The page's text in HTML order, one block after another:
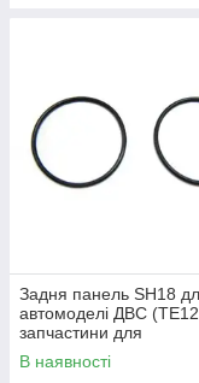
Задня панель SH18
автомоделі ДВС
запчастини для
радіокерованих
Himoto)
В наявності